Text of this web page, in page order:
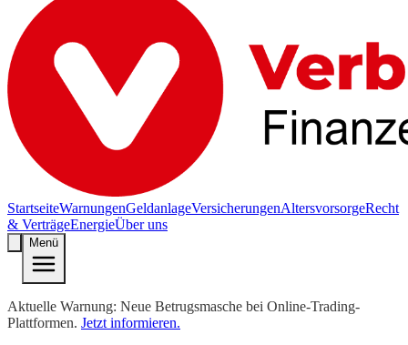
StartseiteWarnungenGeldanlageVersicherungenAltersvorsorgeRecht
& VerträgeEnergieÜber uns
Menü
Aktuelle Warnung: Neue Betrugsmasche bei Online-Trading-
Plattformen. Jetzt informieren.